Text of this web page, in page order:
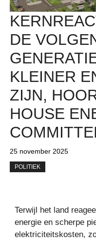
DE
KLEINER
ZIJN,
HOUSE
25 november 2025
POLITIEK
Terwijl het land
energie en scherpe
elektriciteitskosten,